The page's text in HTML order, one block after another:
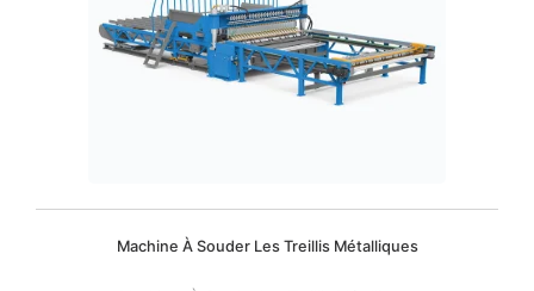
Machine À Souder Les Treillis Métalliques